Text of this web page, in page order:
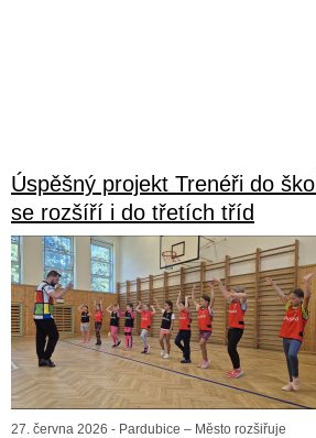
Úspěšný projekt Trenéři do škol
se rozšíří i do třetích tříd
27. června 2026 - Pardubice – Město rozšiřuje